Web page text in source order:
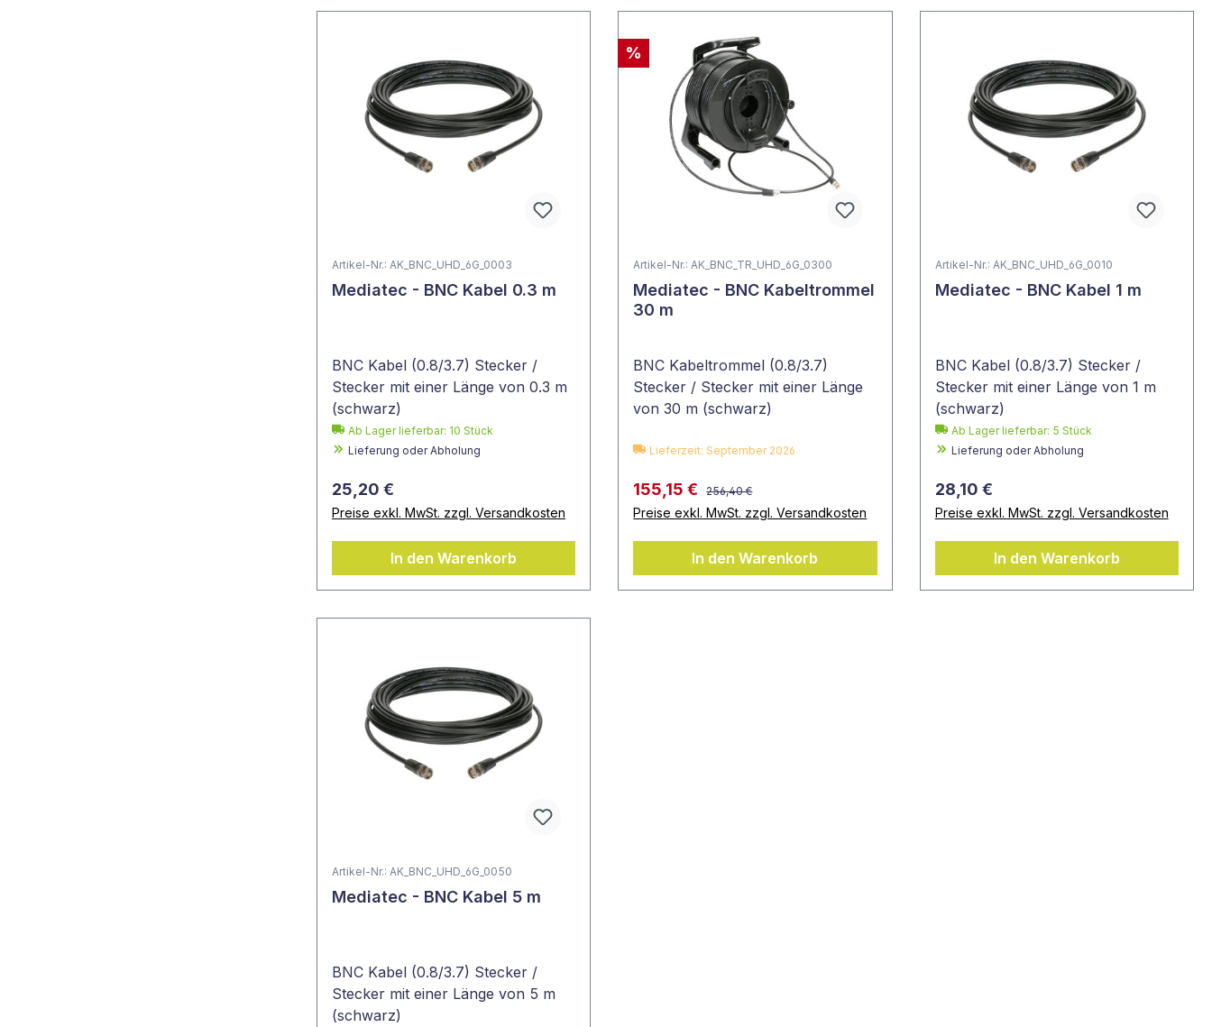
Artikel-Nr.: AK_BNC_UHD_6G_0003
Mediatec - BNC Kabel 0.3 m
BNC Kabel (0.8/3.7) Stecker /
Stecker mit einer Länge von 0.3 m
(schwarz)
Ab Lager lieferbar: 10 Stück
Lieferung oder Abholung
25,20 €
Preise exkl. MwSt. zzgl. Versandkosten
In den Warenkorb
%
Artikel-Nr.: AK_BNC_TR_UHD_6G_0300
Mediatec - BNC Kabeltrommel
30 m
BNC Kabeltrommel (0.8/3.7)
Stecker / Stecker mit einer Länge
von 30 m (schwarz)
Lieferzeit: September 2026
155,15 € 256,40 €
Preise exkl. MwSt. zzgl. Versandkosten
In den Warenkorb
Artikel-Nr.: AK_BNC_UHD_6G_0010
Mediatec - BNC Kabel 1 m
BNC Kabel (0.8/3.7) Stecker /
Stecker mit einer Länge von 1 m
(schwarz)
Ab Lager lieferbar: 5 Stück
Lieferung oder Abholung
28,10 €
Preise exkl. MwSt. zzgl. Versandkosten
In den Warenkorb
Artikel-Nr.: AK_BNC_UHD_6G_0050
Mediatec - BNC Kabel 5 m
BNC Kabel (0.8/3.7) Stecker /
Stecker mit einer Länge von 5 m
(schwarz)